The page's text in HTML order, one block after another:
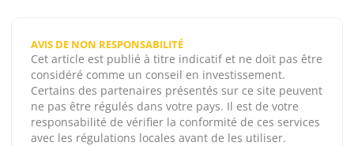
AVIS DE NON RESPONSABILITÉ
Cet article est publié à titre indicatif et ne doit pas être
considéré comme un conseil en investissement.
Certains des partenaires présentés sur ce site peuvent
ne pas être régulés dans votre pays. Il est de votre
responsabilité de vérifier la conformité de ces services
avec les régulations locales avant de les utiliser.